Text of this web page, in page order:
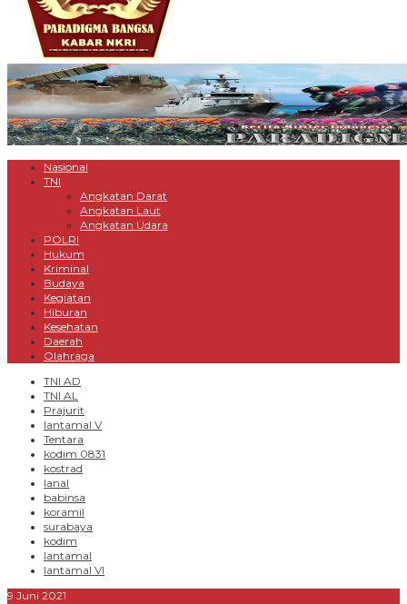
Nasional
TNI
Angkatan Darat
Angkatan Laut
Angkatan Udara
POLRI
Hukum
Kriminal
Budaya
Kegiatan
Hiburan
Kesehatan
Daerah
Olahraga
TNI AD
TNI AL
Prajurit
lantamal V
Tentara
kodim 0831
kostrad
lanal
babinsa
koramil
surabaya
kodim
lantamal
lantamal VI
9 Juni 2021